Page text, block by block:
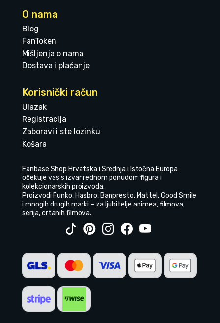
O nama
Blog
FanToken
Mišljenja o nama
Dostava i plaćanje
Korisnički račun
Ulazak
Registracija
Zaboravili ste lozinku
Košara
Fanbase Shop Hrvatska i Srednja i Istočna Europa
očekuje vas s izvanrednom ponudom figura i
kolekcionarskih proizvoda.
Proizvodi Funko, Hasbro, Banpresto, Mattel, Good Smile
i mnogih drugih marki – za ljubitelje animea, filmova,
serija, crtanih filmova.